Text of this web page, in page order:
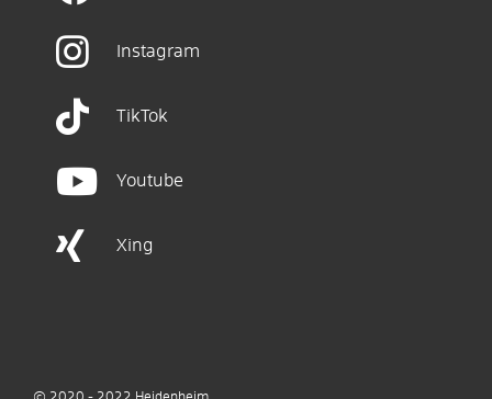
Instagram
TikTok
Youtube
Xing